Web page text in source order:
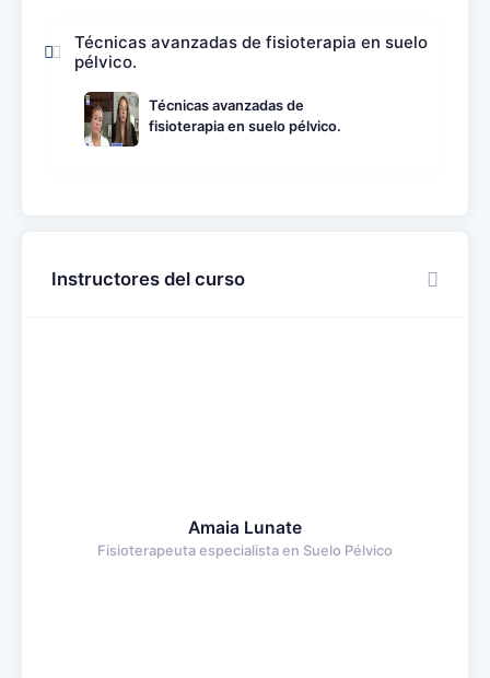
Técnicas avanzadas de fisioterapia en suelo
pélvico.
Técnicas avanzadas de
fisioterapia en suelo pélvico.
Instructores del curso
Amaia Lunate
Fisioterapeuta especialista en Suelo Pélvico